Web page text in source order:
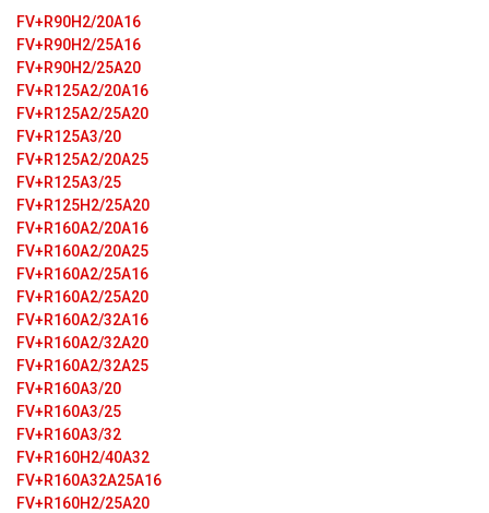
FV+R90H2/20A16
FV+R90H2/25A16
FV+R90H2/25A20
FV+R125A2/20A16
FV+R125A2/25A20
FV+R125A3/20
FV+R125A2/20A25
FV+R125A3/25
FV+R125H2/25A20
FV+R160А2/20A16
FV+R160A2/20A25
FV+R160A2/25A16
FV+R160A2/25A20
FV+R160A2/32A16
FV+R160A2/32A20
FV+R160A2/32A25
FV+R160A3/20
FV+R160A3/25
FV+R160A3/32
FV+R160Н2/40А32
FV+R160A32A25A16
FV+R160H2/25A20